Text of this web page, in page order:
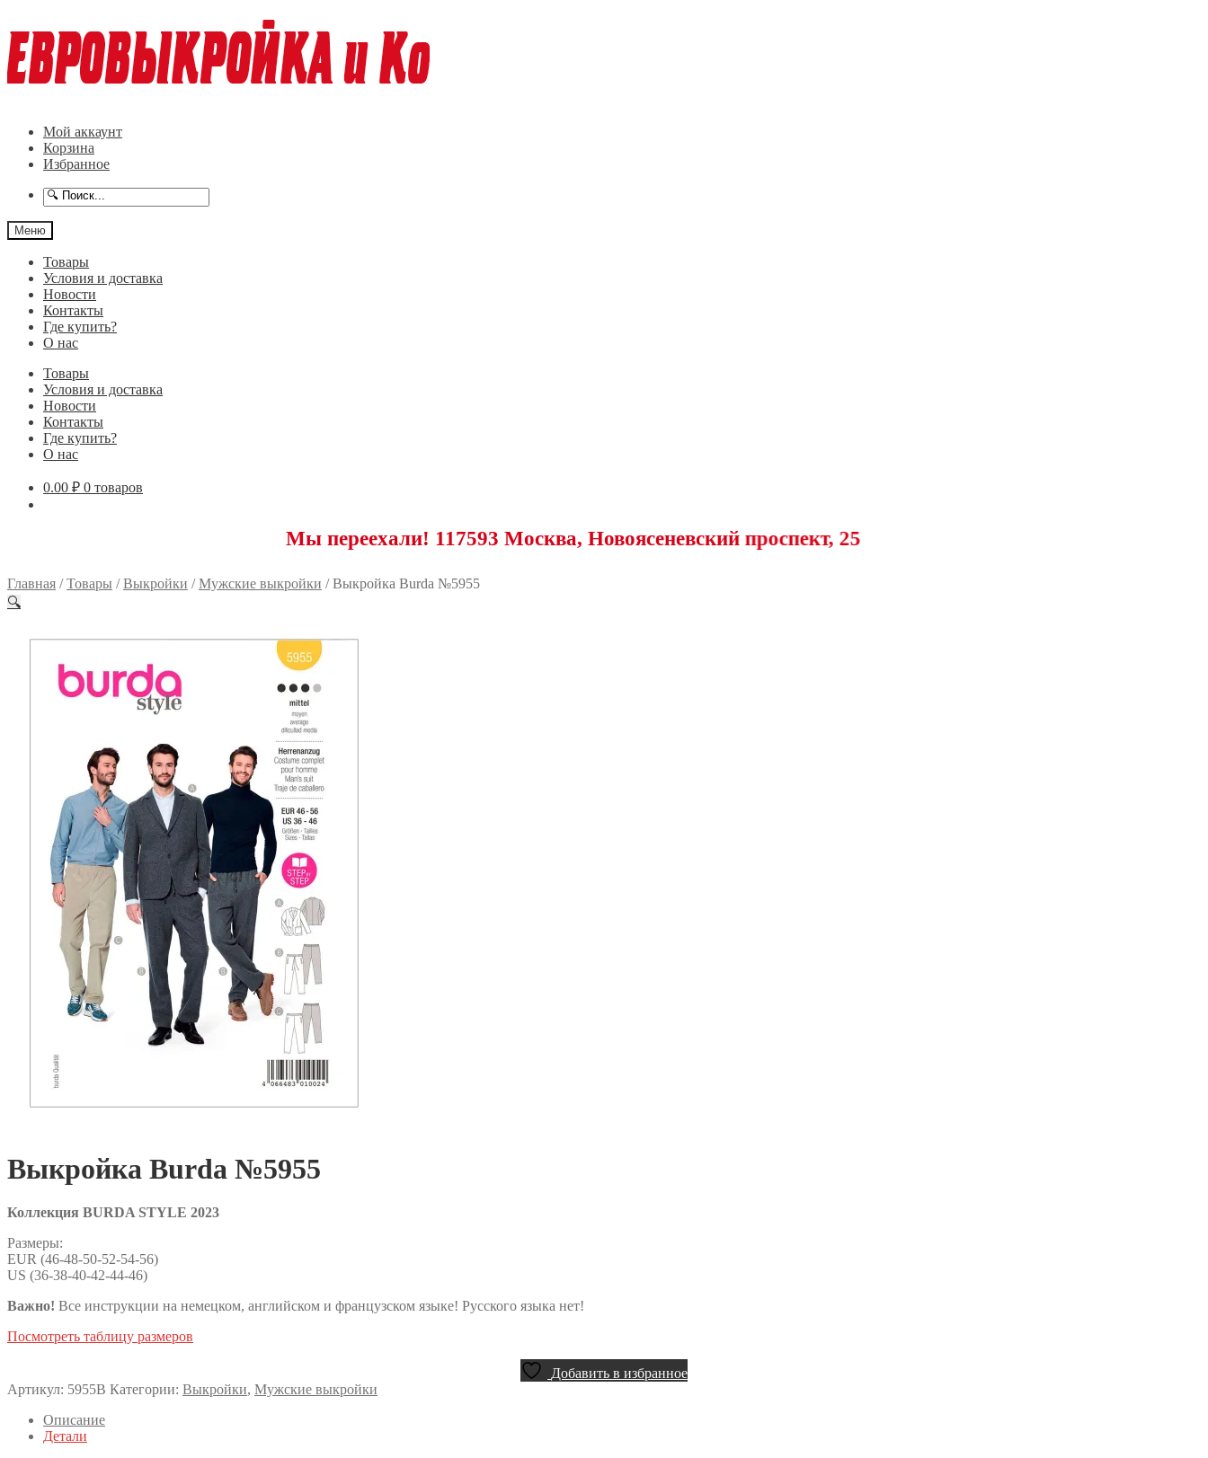
к
навигации
к
содержимому
Мой аккаунт
Корзина
Избранное
Меню
Товары
Условия и доставка
Новости
Контакты
Где купить?
О нас
Товары
Условия и доставка
Новости
Контакты
Где купить?
О нас
0.00 ₽ 0 товаров
Мы переехали! 117593 Москва, Новоясеневский проспект, 25
Главная /Товары /Выкройки /Мужские выкройки /Выкройка Burda №5955
🔍
Выкройка Burda №5955
Коллекция BURDA STYLE 2023
Размеры:
EUR (46-48-50-52-54-56)
US (36-38-40-42-44-46)
Важно! Все инструкции на немецком, английском и французском языке! Русского языка нет!
Посмотреть таблицу размеров
Добавить в избранное
Артикул: 5955B Категории: Выкройки, Мужские выкройки
Описание
Детали